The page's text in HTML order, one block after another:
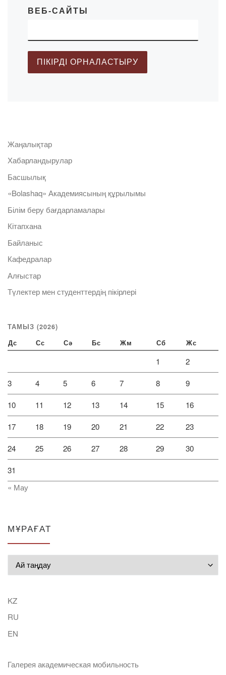
ВЕБ-САЙТЫ
Жаңалықтар
Хабарландырулар
Басшылық
«Bolashaq» Академиясының құрылымы
Білім беру бағдарламалары
Кітапхана
Байланыс
Кафедралар
Алғыстар
Түлектер мен студенттердің пікірлері
ТАМЫЗ (2026)
Дс Сс Сә Бс Жм Сб Жс
1 2
3 4 5 6 7 8 9
10 11 12 13 14 15 16
17 18 19 20 21 22 23
24 25 26 27 28 29 30
31
« Мау
МҰРАҒАТ
KZ
RU
EN
Галерея академическая мобильность